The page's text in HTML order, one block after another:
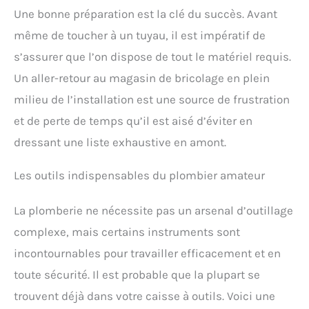
Une bonne préparation est la clé du succès. Avant
même de toucher à un tuyau, il est impératif de
s’assurer que l’on dispose de tout le matériel requis.
Un aller-retour au magasin de bricolage en plein
milieu de l’installation est une source de frustration
et de perte de temps qu’il est aisé d’éviter en
dressant une liste exhaustive en amont.
Les outils indispensables du plombier amateur
La plomberie ne nécessite pas un arsenal d’outillage
complexe, mais certains instruments sont
incontournables pour travailler efficacement et en
toute sécurité. Il est probable que la plupart se
trouvent déjà dans votre caisse à outils. Voici une